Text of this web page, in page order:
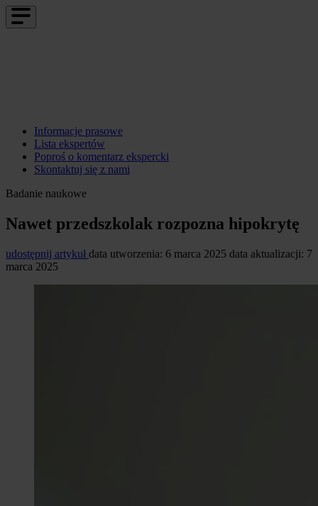
Informacje prasowe
Lista ekspertów
Poproś o komentarz ekspercki
Skontaktuj się z nami
Badanie naukowe
Nawet przedszkolak rozpozna hipokrytę
udostępnij artykuł data utworzenia: 6 marca 2025 data aktualizacji: 7
marca 2025